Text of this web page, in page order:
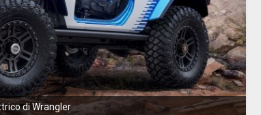
di Wrangler